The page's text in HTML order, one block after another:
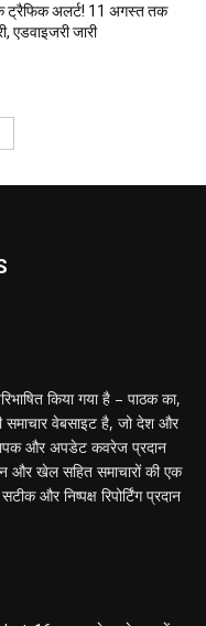
ट्रैफिक अलर्ट! 11 अगस्त तक
एडवाइजरी जारी
किया गया है – पाठक का,
समाचार वेबसाइट है, जो देश और
और अपडेट कवरेज प्रदान
और खेल सहित समाचारों की एक
और निष्पक्ष रिपोर्टिंग प्रदान